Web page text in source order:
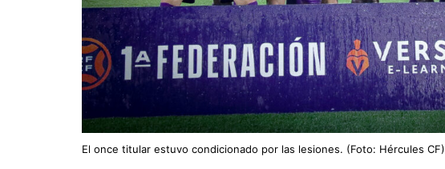
El once titular estuvo condicionado por las lesiones. (Foto: Hércules CF)